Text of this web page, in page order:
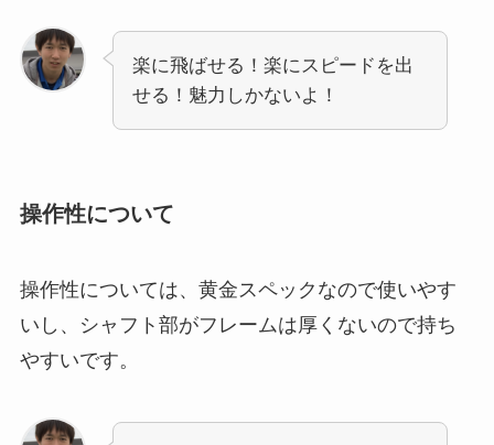
楽に飛ばせる！楽にスピードを出
せる！魅力しかないよ！
操作性について
操作性については、黄金スペックなので使いやす
いし、シャフト部がフレームは厚くないので持ち
やすいです。